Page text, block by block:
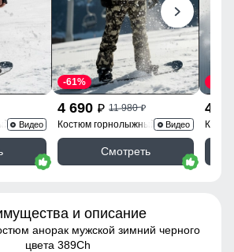
Видео
4 690 p 11 980p
-61%
Костюм горнолыжный
02412Bl
Видео
Смотреть
4
и описание
анорак мужской зимний черного
цвета 389Ch